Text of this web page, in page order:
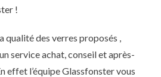
!
qualité des verres proposés ,
service achat, conseil et après-
effet l’équipe Glassfonster vous